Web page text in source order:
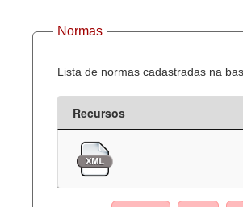
Normas
Lista de normas cadastradas na
Recursos